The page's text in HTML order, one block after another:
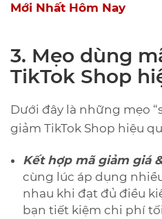
Mới Nhất Hôm Nay
3. Mẹo dùng
TikTok Shop
Dưới đây là những mẹo
giảm TikTok Shop hiệu
Kết hợp mã giảm giá
cùng lúc áp dụng
nhau khi đạt đủ điều
bạn tiết kiệm chi phí